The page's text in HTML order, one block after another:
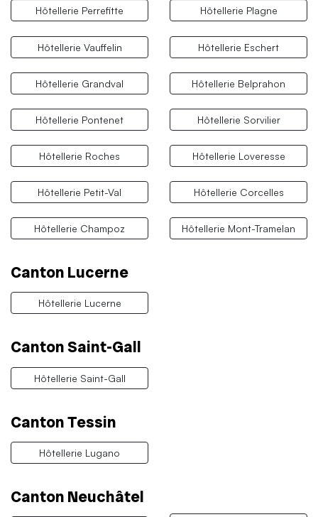
Hôtellerie Perrefitte Hôtellerie Plagne
Hôtellerie Vauffelin Hôtellerie Eschert
Hôtellerie Grandval Hôtellerie Belprahon
Hôtellerie Pontenet Hôtellerie Sorvilier
Hôtellerie Roches Hôtellerie Loveresse
Hôtellerie Petit-Val Hôtellerie Corcelles
Hôtellerie Champoz Hôtellerie Mont-Tramelan
Canton Lucerne
Hôtellerie Lucerne
Canton Saint-Gall
Hôtellerie Saint-Gall
Canton Tessin
Hôtellerie Lugano
Canton Neuchâtel